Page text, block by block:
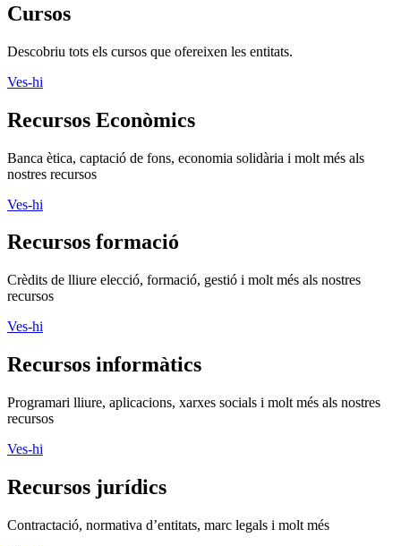
Cursos
Descobriu tots els cursos que ofereixen les entitats.
Ves-hi
Recursos Econòmics
Banca ètica, captació de fons, economia solidària i molt més als
nostres recursos
Ves-hi
Recursos formació
Crèdits de lliure elecció, formació, gestió i molt més als nostres
recursos
Ves-hi
Recursos informàtics
Programari lliure, aplicacions, xarxes socials i molt més als nostres
recursos
Ves-hi
Recursos jurídics
Contractació, normativa d’entitats, marc legals i molt més